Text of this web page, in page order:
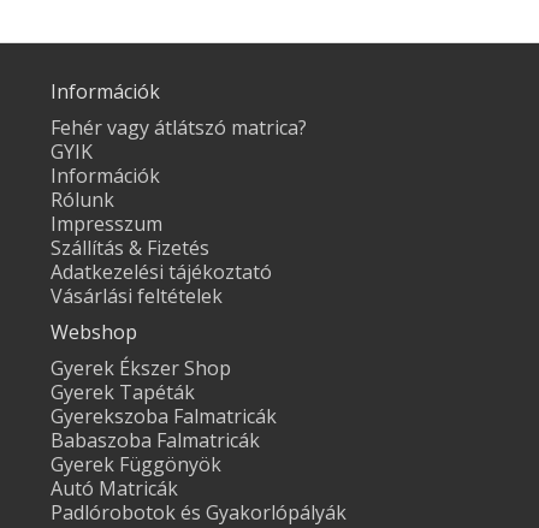
Információk
Fehér vagy átlátszó matrica?
GYIK
Információk
Rólunk
Impresszum
Szállítás & Fizetés
Adatkezelési tájékoztató
Vásárlási feltételek
Webshop
Gyerek Ékszer Shop
Gyerek Tapéták
Gyerekszoba Falmatricák
Babaszoba Falmatricák
Gyerek Függönyök
Autó Matricák
Padlórobotok és Gyakorlópályák